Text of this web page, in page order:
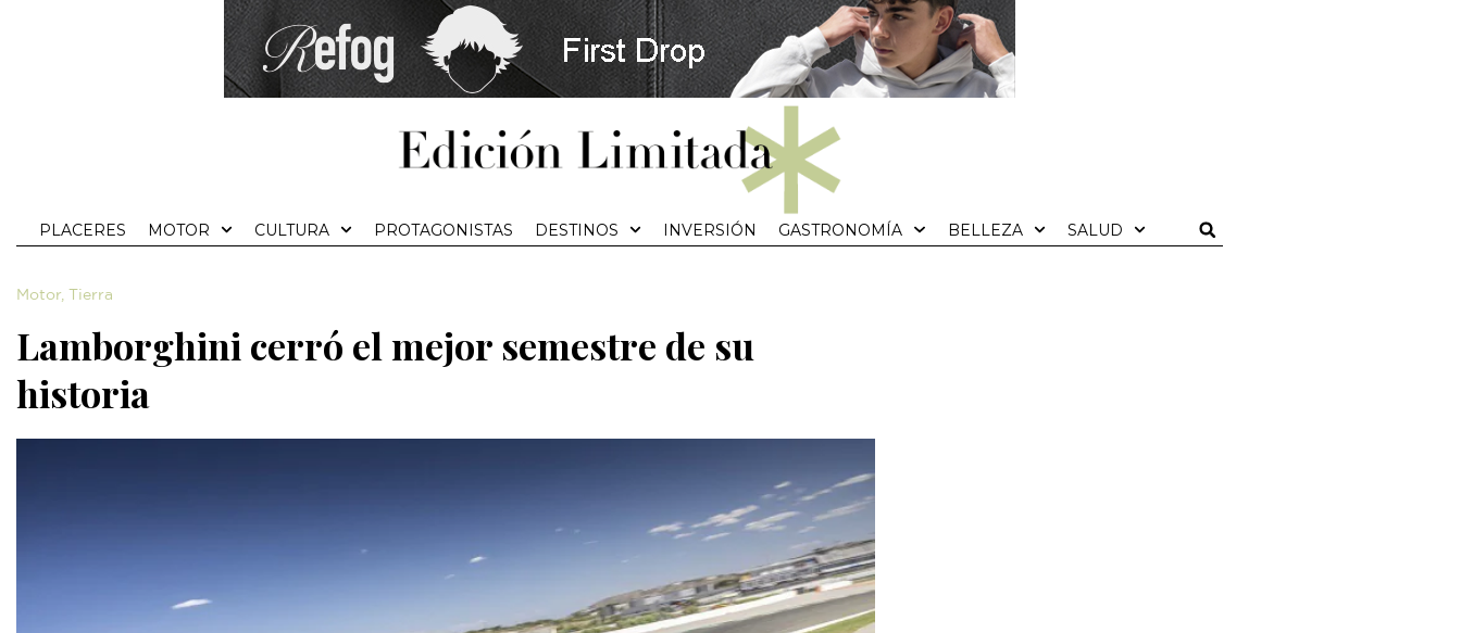
PLACERES MOTOR CULTURA PROTAGONISTAS DESTINOS INVERSIÓN GASTRONOMÍA BELLEZA SALUD
Motor, Tierra
Lamborghini cerró el mejor semestre de su
historia